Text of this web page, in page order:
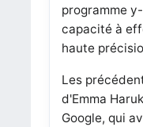
programme
capacité à
haute
Les
d'Emma
Google, qui